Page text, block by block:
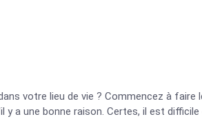
votre lieu de vie ? Commencez à
y a une bonne raison. Certes, il est